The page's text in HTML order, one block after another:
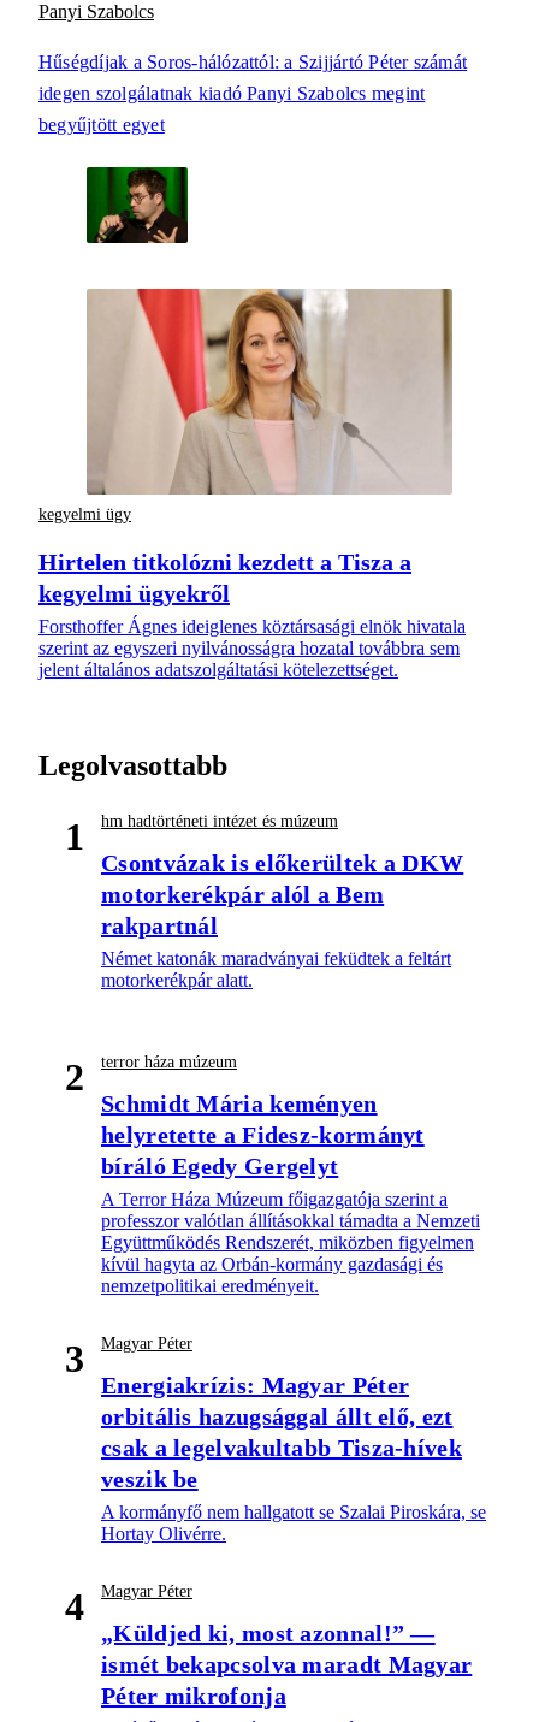
Panyi Szabolcs
Hűségdíjak a Soros-hálózattól: a Szijjártó Péter számát
idegen szolgálatnak kiadó Panyi Szabolcs megint
begyűjtött egyet
kegyelmi ügy
Hirtelen titkolózni kezdett a Tisza a
kegyelmi ügyekről
Forsthoffer Ágnes ideiglenes köztársasági elnök hivatala
szerint az egyszeri nyilvánosságra hozatal továbbra sem
jelent általános adatszolgáltatási kötelezettséget.
Legolvasottabb
1 hm hadtörténeti intézet és múzeum
Csontvázak is előkerültek a DKW
motorkerékpár alól a Bem
rakpartnál
Német katonák maradványai feküdtek a feltárt
motorkerékpár alatt.
2 terror háza múzeum
Schmidt Mária keményen
helyretette a Fidesz-kormányt
bíráló Egedy Gergelyt
A Terror Háza Múzeum főigazgatója szerint a
professzor valótlan állításokkal támadta a Nemzeti
Együttműködés Rendszerét, miközben figyelmen
kívül hagyta az Orbán-kormány gazdasági és
nemzetpolitikai eredményeit.
3 Magyar Péter
Energiakrízis: Magyar Péter
orbitális hazugsággal állt elő, ezt
csak a legelvakultabb Tisza-hívek
veszik be
A kormányfő nem hallgatott se Szalai Piroskára, se
Hortay Olivérre.
4 Magyar Péter
„Küldjed ki, most azonnal!” —
ismét bekapcsolva maradt Magyar
Péter mikrofonja